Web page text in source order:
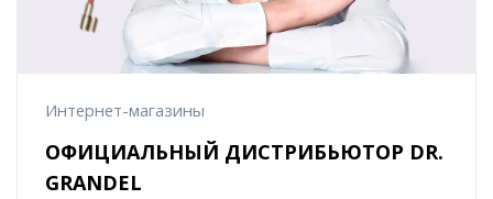
Интернет-магазины
ОФИЦИАЛЬНЫЙ ДИСТРИБЬЮТОР DR.
GRANDEL